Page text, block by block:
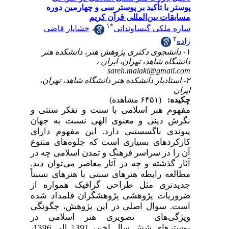
پوستر با تأکید بر پوستر سی و چهارمین دوره
مسابقات بین‌المللی قرآن کریم
ساره ملکی گیساوندانی
،خشایار قاضی
۱- دانشجوی دکتری پژوهش هنر، دانشکده هنر
دانشگاه شاهد، تهران، ایران ،
sareh.malaki@gmail.com
۲- استادیار دانشکده هنر دانشگاه شاهد، تهران،
(۶۴۵۱ مشاهده)
مفهوم هنر اسلامی با سنت و تفکر سنتی و
نگرش دینی و معنوی الهی نسبت به جهان
پیوندی ناگسستنی دارد. این مفهوم دارای
کارکردهای بسیاری است که جلوه‌های متنوع
آن را در سراسر فرهنگ و تمدن اسلامی چه در
آثار گذشته و چه در آثار معاصر می‌توان دید.
مطالعه رابطه هنرهای سنتی با هنرهای نسبتاً
جدیدتری مثل طراحی گرافیک همواره از
ضروریات پژوهشی پژوهشگران قلمداد شده
است. سوال اصلی در این پژوهش، چگونگی
ویژگی‌های تصویری هنر اسلامی در